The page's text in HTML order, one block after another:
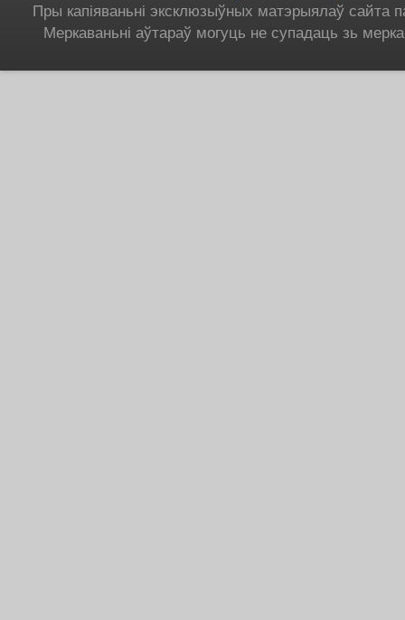
Пры капіяваньні эксклюзыўных матэрыялаў сайта
Меркаваньні аўтараў могуць не супадаць зь